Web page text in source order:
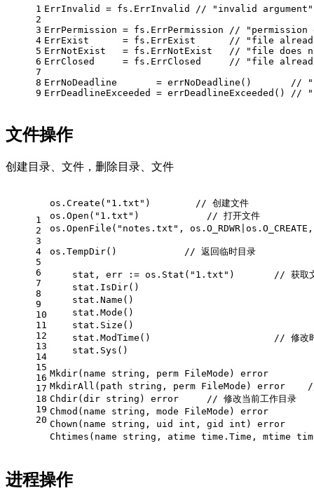
1
2
3
4
5
6
7
8
9
ErrInvalid = fs.ErrInvalid // "invalid argument"
ErrPermission = fs.ErrPermission // "permission
ErrExist      = fs.ErrExist      // "file
ErrNotExist   = fs.ErrNotExist   // "file does
ErrClosed     = fs.ErrClosed     // "file
ErrNoDeadline       = errNoDeadline()       //
ErrDeadlineExceeded = errDeadlineExceeded()
文件操作
创建目录、文件，删除目录、文件
1
2
3
4
5
6
7
8
9
10
11
12
13
14
15
16
17
18
19
20
os.Create("1.txt")        // 创建文件
os.Open("1.txt")            // 打开文件
os.OpenFile("notes.txt", os.O_RDWR|os.O_CREATE,
os.TempDir()            // 返回临时目录
stat, err :=
Mkdir(name string, perm FileMode) error
MkdirAll(path string, perm FileMode) error    //
Chdir(dir string) error     // 修改当前工作目录
Chmod(name string, mode FileMode) error
Chown(name string, uid int, gid int) error        //
Chtimes(name string, atime time.Time, mtime
进程操作